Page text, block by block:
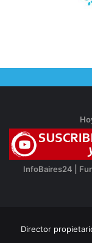
InfoBaires24 |
Director